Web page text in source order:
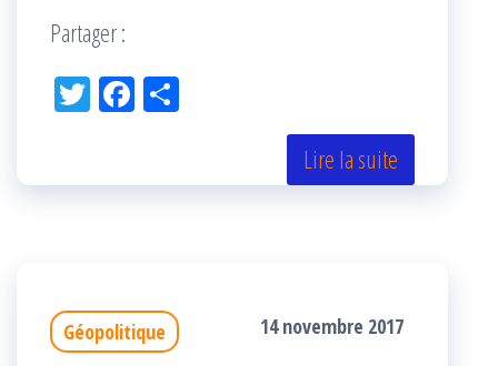
Partager :
Tw Fac
k r
Lire la suite
Géopolitique 14 novembre 2017